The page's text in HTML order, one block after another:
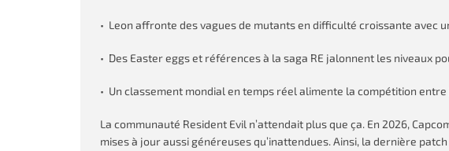
• Leon affronte des vagues de mutants en difficulté croissante avec
• Des Easter eggs et références à la saga RE jalonnent les niveaux
• Un classement mondial en temps réel alimente la compétition entre
La communauté Resident Evil n’attendait plus que ça. En 2026,
mises à jour aussi généreuses qu’inattendues. Ainsi, la dernière